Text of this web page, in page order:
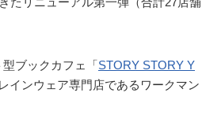
ブックカフェ「STORY STORY Y
インウェア専門店であるワークマン